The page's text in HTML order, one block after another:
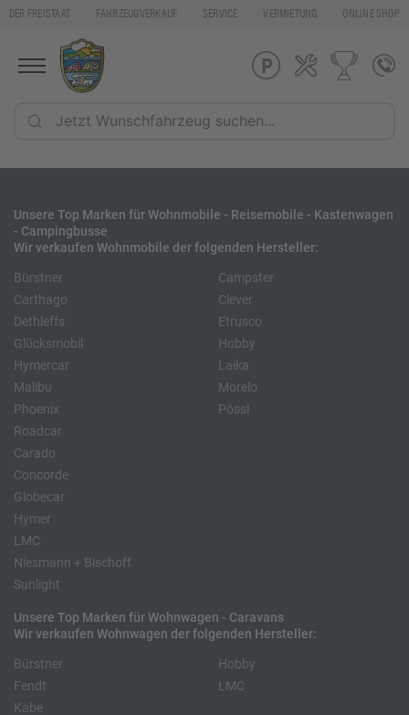
DER FREISTAAT FAHRZEUGVERKAUF SERVICE VERMIETUNG ONLINE SHOP
Unsere Top Marken für Wohnmobile - Reisemobile - Kastenwagen
- Campingbusse
Wir verkaufen Wohnmobile der folgenden Hersteller:
Bürstner
Carthago
Dethleffs
Glücksmobil
Hymercar
Malibu
Phoenix
Roadcar
Campster
Clever
Etrusco
Hobby
Laika
Morelo
Pössl
Carado
Concorde
Globecar
Hymer
LMC
Niesmann + Bischoff
Sunlight
Unsere Top Marken für Wohnwagen - Caravans
Wir verkaufen Wohnwagen der folgenden Hersteller:
Bürstner
Fendt
Kabe
Hobby
LMC